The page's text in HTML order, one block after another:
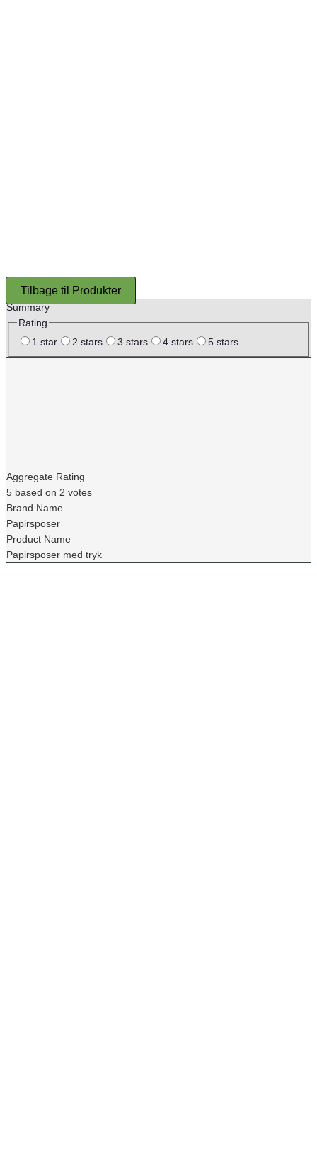
Tilbage til Produkter
Summary
Rating
1 star
2 stars 3 stars 4 stars 5 stars
Aggregate Rating
5 based on 2 votes
Brand Name
Papirsposer
Product Name
Papirsposer med tryk